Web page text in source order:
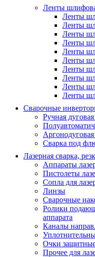
Ленты
Ленты
Ленты
Ленты
Ленты
Ленты
Ленты
Ленты
Ленты
Ленты
Ленты
Сварочные
Ручная
Сварка под
Лазерная сварка,
Аппараты
Пистолеты
Сопла для
Линзы
Сварочные
Ролики
аппарата
Каналы
Очки защитные
Прочее для